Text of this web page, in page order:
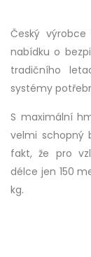
Český výrobce
nabídku o
tradičního
systémy
S maximální
velmi schopný
fakt, že pro
délce jen 150
kg.